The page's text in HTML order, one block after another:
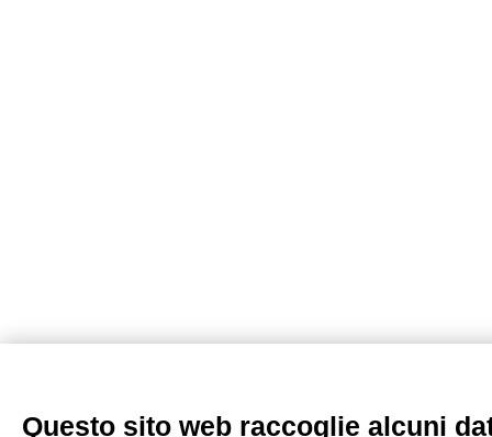
Questo sito web raccoglie alcuni